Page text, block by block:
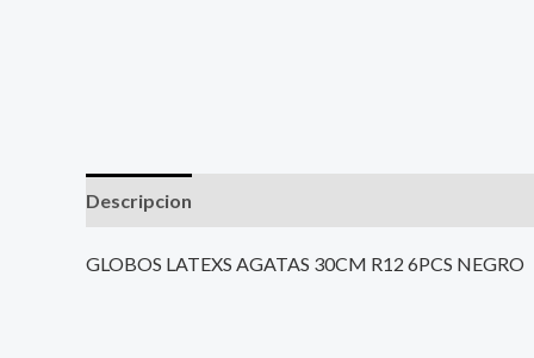
Descripcion
GLOBOS LATEXS AGATAS 30CM R12 6PCS NEGRO